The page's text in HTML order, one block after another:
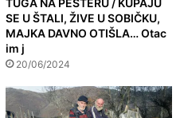
TUGA NA PEŠTERU / KUPAJU
SE U ŠTALI, ŽIVE U SOBIČKU,
MAJKA DAVNO OTIŠLA… Otac
im j
20/06/2024